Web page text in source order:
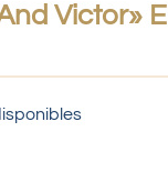
Victor»